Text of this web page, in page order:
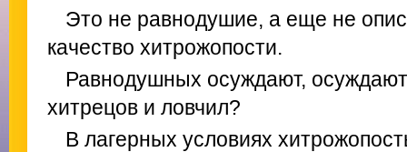
Это не равнодушие, а еще не
качество хитрожопости.
Равнодушных осуждают, осуждают
хитрецов и ловчил?
В лагерных условиях